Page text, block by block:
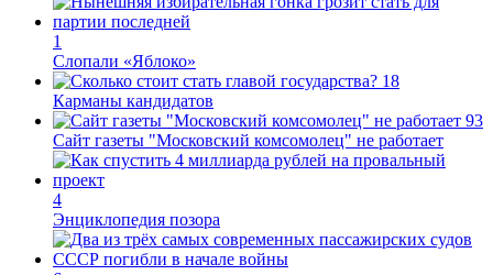
В Германии водители испытывают шок при посещении
заправок
21163
История желтой субмарины
1
Пьют ли кофе в Китае?
1
Слопали «Яблоко»